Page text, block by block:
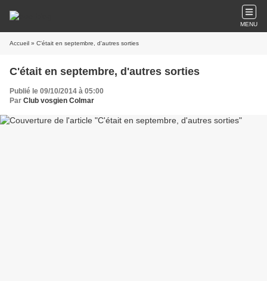
MENU
Accueil » C'était en septembre, d'autres sorties
C'était en septembre, d'autres sorties
Publié le 09/10/2014 à 05:00
Par Club vosgien Colmar